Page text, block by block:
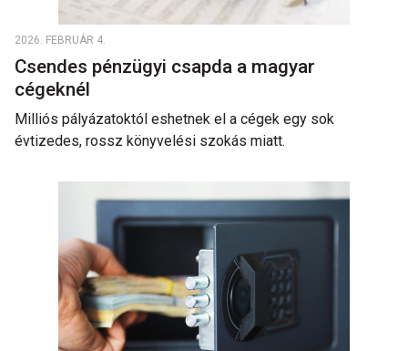
2026. FEBRUÁR 4.
Csendes pénzügyi csapda a magyar
cégeknél
Milliós pályázatoktól eshetnek el a cégek egy sok
évtizedes, rossz könyvelési szokás miatt.